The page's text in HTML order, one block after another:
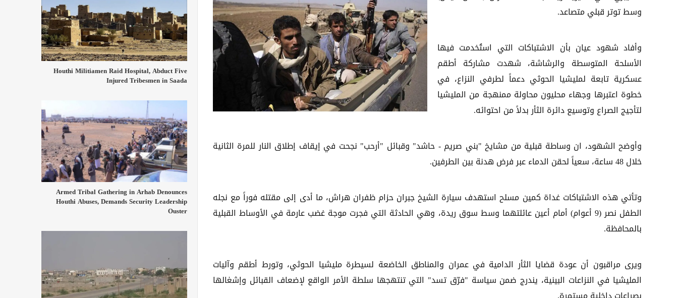
وسط توتر قبلي متصاعد.
​وأفاد شهود عيان بأن الاشتباكات التي استُخدمت فيها
الأسلحة المتوسطة والرشاشة، شهدت مشاركة أطقم
عسكرية تابعة لمليشيا الحوثي دعماً لطرفي النزاع، في
خطوة اعتبرها وجهاء محليون محاولة ممنهجة من المليشيا
لتأجيج الصراع وتوسيع دائرة الثأر بدلاً من احتوائه.
وأوضح الشهود، ان وساطة قبلية من مشايخ "بني صريم - حاشد" وقبائل "أرحب" نجحت في إيقاف إطلاق النار للمرة الثانية
خلال 48 ساعة، سعياً لحقن الدماء عبر فرض هدنة بين الطرفين.
​وتأتي هذه الاشتباكات غداة كمين مسلح استهدف سيارة الشيخ جبران حزام ظفران هراش، ما أدى إلى مقتله فوراً مع نجله
الطفل نصر (9 أعوام) أمام أعين عائلتهما وسط سوق ريدة، وهي الحادثة التي فجرت موجة غضب عارمة في الأوساط القبلية
بالمحافظة.
​ويرى مراقبون أن عودة قضايا الثأر الدامية في عمران والمناطق الخاضعة لسيطرة مليشيا الحوثي، وتورط أطقم وآليات
المليشيا في النزاعات البينية، يندرج ضمن سياسة "فرّق تسد" التي تنتهجها سلطة الأمر الواقع لإضعاف القبائل وإشغالها
Houthi Militiamen Raid Hospital, Abduct Five
Injured Tribesmen in Saada
Armed Tribal Gathering in Arhab Denounces
Houthi Abuses, Demands Security Leadership
Ouster